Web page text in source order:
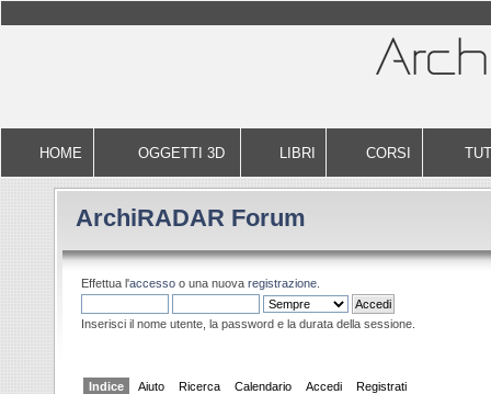
HOME OGGETTI 3D LIBRI CORSI
ArchiRADAR Forum
Effettua l'accesso o una nuova registrazione.
Inserisci il nome utente, la password e la durata della sessione.
Indice Aiuto Ricerca Calendario Accedi Registrati